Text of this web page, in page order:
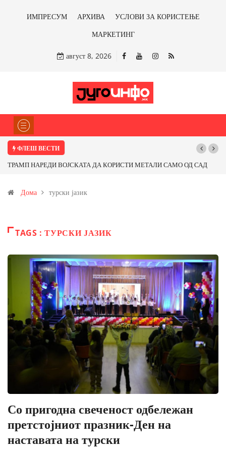
ИМПРЕСУМ АРХИВА
УСЛОВИ ЗА КОРИСТЕЊЕ
МАРКЕТИНГ
август 8, 2026
ФЛЕШ ВЕСТИ
ВОЈСКАТА ДА КОРИСТИ МЕТАЛИ САМО ОД САД
Почнува
Дома турски јазик
TAGS : ТУРСКИ ЈАЗИК
Со пригодна свеченост одбележан
претстојниот празник-Ден на
наставата на турски